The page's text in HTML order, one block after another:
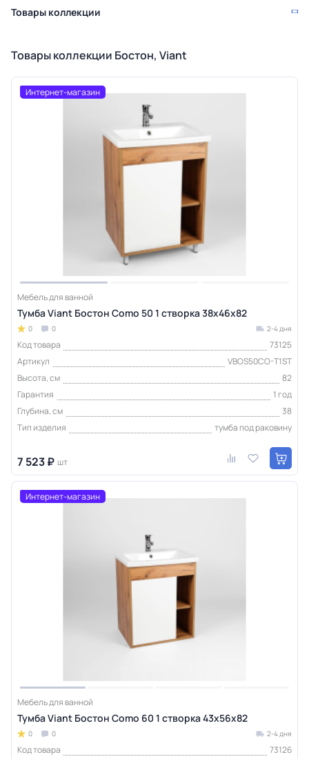
Товары коллекции
Товары коллекции Бостон, Viant
Интернет-магазин
Мебель для ванной
Тумба Viant Бостон Como 50 1 створка 38х46х82
0 0 2-4 дня
Код товара
73125
Артикул
VBOS50CO-T1ST
Высота, см
82
Гарантия
1 год
Глубина, см
38
Тип изделия
тумба под раковину
7 523 ₽ шт
Интернет-магазин
Мебель для ванной
Тумба Viant Бостон Como 60 1 створка 43х56х82
0 0 2-4 дня
Код товара
73126